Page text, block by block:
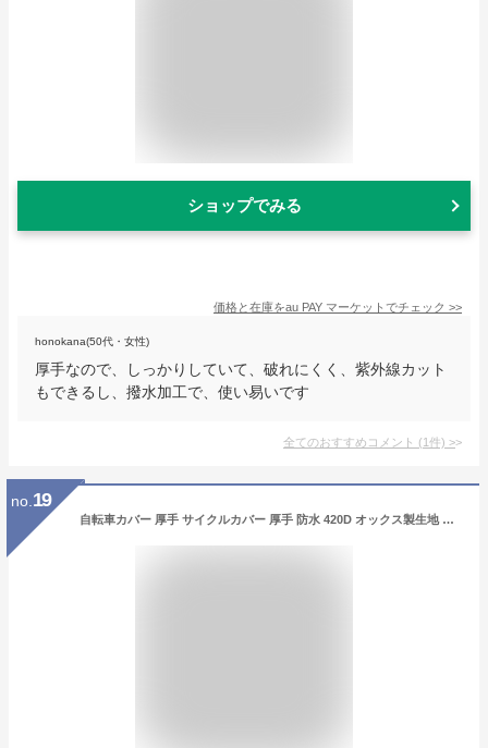
ショップでみる
価格と在庫をau PAY マーケット でチェック >>
honokana(50代・女性)
厚手なので、しっかりしていて、破れにくく、紫外線カット
もできるし、撥水加工で、使い易いです
全てのおすすめコメント (1件) >
no. 19
自転車カバー 厚手 サイクルカバー 厚手 防水 420D オックス製生地 二重縫製 風飛び防止 破れにくい 50+UVカット 防水 防風 29インチまで子供乗せ自転車対応 収納袋付き Chereda (黒)